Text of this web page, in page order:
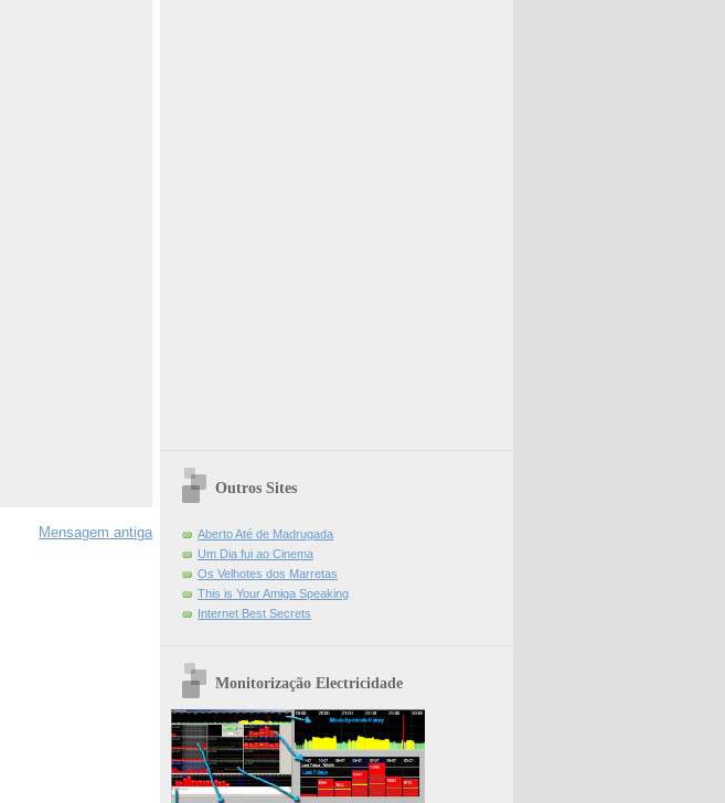
Mensagem antiga
Outros Sites
Aberto Até de Madrugada
Um Dia fui ao Cinema
Os Velhotes dos Marretas
This is Your Amiga Speaking
Internet Best Secrets
Monitorização Electricidade